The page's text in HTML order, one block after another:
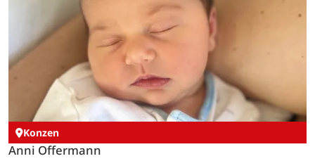
Konzen
Anni Offermann